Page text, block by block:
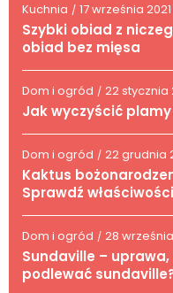
Kuchnia / 17 września 2021
Szybki obiad z
obiad bez mięsa
Dom i ogród / 22 stycznia
Jak wyczyścić
Dom i ogród / 22 grudnia
Kaktus
Sprawdź
Dom i ogród / 28
Sundaville –
podlewać